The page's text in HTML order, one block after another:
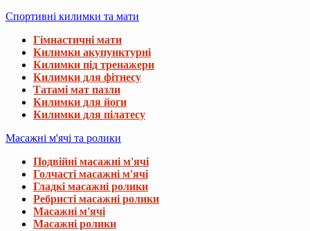
Спортивні килимки та мати
Гімнастичні мати
Килимки акупунктурні
Килимки під тренажери
Килимки для фітнесу
Татамі мат пазли
Килимки для йоги
Килимки для пілатесу
Масажні м'ячі та ролики
Подвійні масажні м'ячі
Голчасті масажні м'ячі
Гладкі масажні ролики
Ребристі масажні ролики
Масажні м'ячі
Масажні ролики